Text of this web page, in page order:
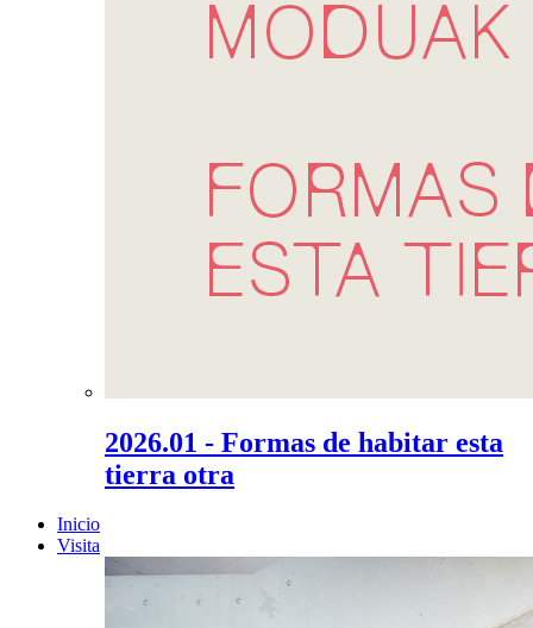
2026.01 - Formas de habitar esta
tierra otra
Inicio
Visita